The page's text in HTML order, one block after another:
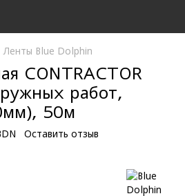
Ленты Blue Dolphin
CONTRACTOR
работ,
50м
Оставить отзыв